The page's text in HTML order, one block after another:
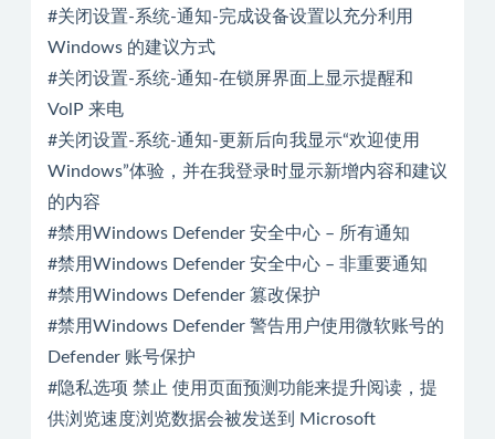
#关闭设置-系统-通知-完成设备设置以充分利用
Windows 的建议方式
#关闭设置-系统-通知-在锁屏界面上显示提醒和
VolP 来电
#关闭设置-系统-通知-更新后向我显示“欢迎使用
Windows”体验，并在我登录时显示新增内容和建议
的内容
#禁用Windows Defender 安全中心 – 所有通知
#禁用Windows Defender 安全中心 – 非重要通知
#禁用Windows Defender 篡改保护
#禁用Windows Defender 警告用户使用微软账号的
Defender 账号保护
#隐私选项 禁止 使用页面预测功能来提升阅读，提
供浏览速度浏览数据会被发送到 Microsoft